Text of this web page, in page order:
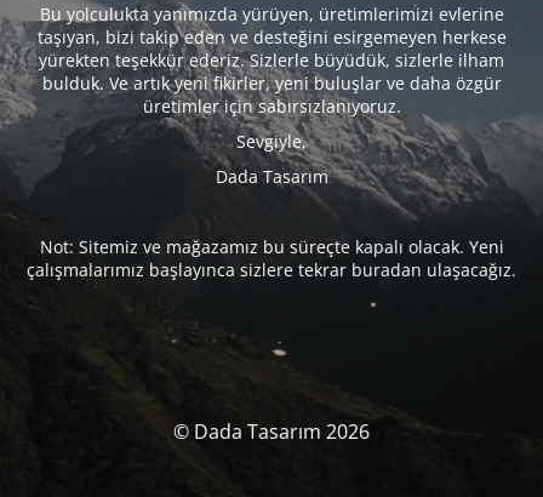
Bu yolculukta yanımızda yürüyen, üretimlerimizi evlerine
taşıyan, bizi takip eden ve desteğini esirgemeyen herkese
yürekten teşekkür ederiz. Sizlerle büyüdük, sizlerle ilham
bulduk. Ve artık yeni fikirler, yeni buluşlar ve daha özgür
üretimler için sabırsızlanıyoruz.
Sevgiyle,
Dada Tasarım
Not: Sitemiz ve mağazamız bu süreçte kapalı olacak. Yeni
çalışmalarımız başlayınca sizlere tekrar buradan ulaşacağız.
© Dada Tasarım 2026